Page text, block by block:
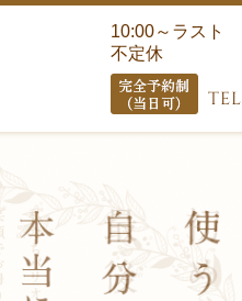
10:00～ラスト
不定休
TEL